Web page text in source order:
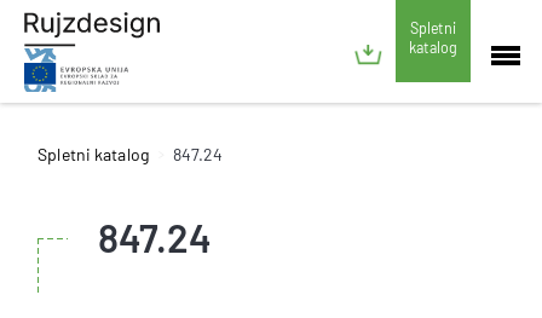
Spletni
katalog
Spletni katalog 847.24
847.24